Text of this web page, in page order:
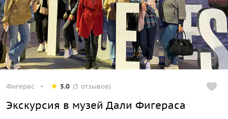
Фигерас 5.0 (5 отзывов)
Экскурсия в музей Дали Фигераса